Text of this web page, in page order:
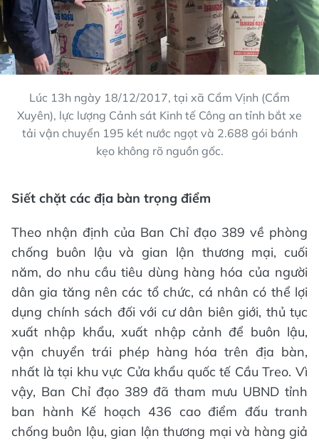
Lúc 13h ngày 18/12/2017, tại xã Cẩm Vịnh (Cẩm
Xuyên), lực lượng Cảnh sát Kinh tế Công an tỉnh bắt xe
tải vận chuyển 195 két nước ngọt và 2.688 gói bánh
kẹo không rõ nguồn gốc.
Siết chặt các địa bàn trọng điểm
Theo nhận định của Ban Chỉ đạo 389 về phòng
chống buôn lậu và gian lận thương mại, cuối
năm, do nhu cầu tiêu dùng hàng hóa của người
dân gia tăng nên các tổ chức, cá nhân có thể lợi
dụng chính sách đối với cư dân biên giới, thủ tục
xuất nhập khẩu, xuất nhập cảnh để buôn lậu,
vận chuyển trái phép hàng hóa trên địa bàn,
nhất là tại khu vực Cửa khẩu quốc tế Cầu Treo. Vì
vậy, Ban Chỉ đạo 389 đã tham mưu UBND tỉnh
ban hành Kế hoạch 436 cao điểm đấu tranh
chống buôn lậu, gian lận thương mại và hàng giả